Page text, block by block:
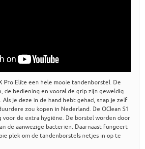
Pro Elite een hele mooie tandenborstel. De
de bediening en vooral de grip zijn geweldig
je deze in de hand hebt gehad, snap je zelf
zou kopen in Nederland. De OClean S1
voor de extra hygiëne. De borstel worden door
de aanwezige bacteriën. Daarnaast fungeert
plek om de tandenborstels netjes in op te